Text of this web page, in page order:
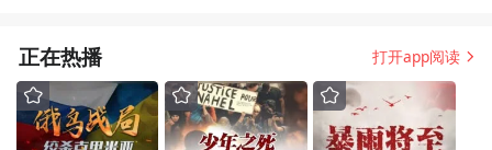
正在热播 打开app阅读